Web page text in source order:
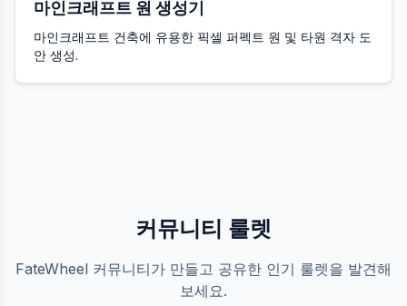
마인크래프트 원 생성기
마인크래프트 건축에 유용한 픽셀 퍼펙트 원 및 타원 격자 도
안 생성.
커뮤니티 룰렛
FateWheel 커뮤니티가 만들고 공유한 인기 룰렛을 발견해
보세요.